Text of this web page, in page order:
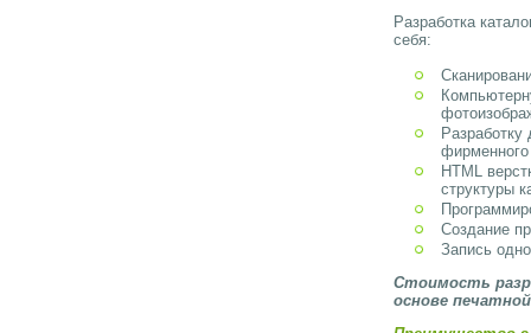
Разработка
себя:
Разработку
HTML
структуры
Создание
Запись
Стоимость
основе